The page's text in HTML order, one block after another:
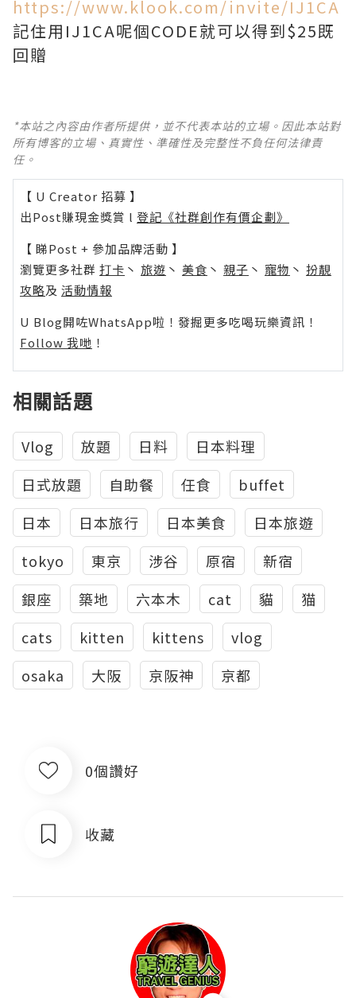
https://www.klook.com/invite/IJ1CA
記住用IJ1CA呢個CODE就可以得到$25既
回贈
*本站之內容由作者所提供，並不代表本站的立場。因此本站對
所有博客的立場、真實性、準確性及完整性不負任何法律責
任。
【 U Creator 招募 】
出Post賺現金獎賞 l 登記《社群創作有價企劃》
【 睇Post + 參加品牌活動 】
瀏覽更多社群 打卡 丶 旅遊 丶 美食 丶 親子 丶 寵物 丶 扮靚
攻略及 活動情報
U Blog開咗WhatsApp啦！發掘更多吃喝玩樂資訊！
Follow 我哋 ！
相關話題
Vlog 放題 日料
日本料理
日式放題
自助餐 任食
buffet
日本
日本旅行 日本美食
日本旅遊
tokyo
東京 涉谷 原宿
新宿
銀座
築地 六本木 cat 貓
猫
cats
kitten kittens
vlog
osaka
大阪 京阪神 京都
0個讚好
收藏